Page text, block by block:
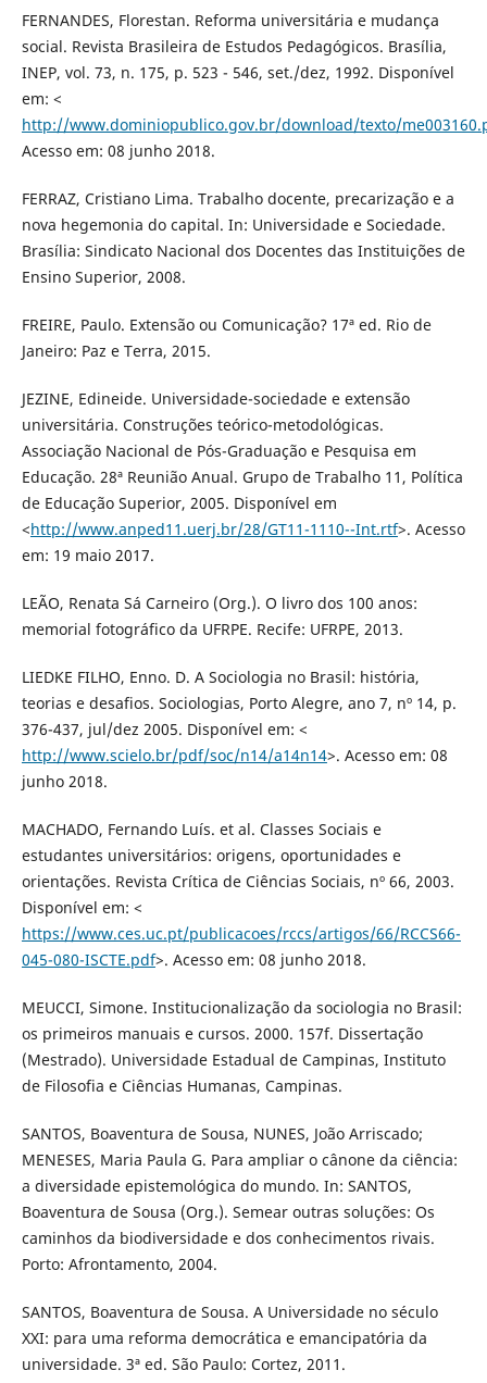
FERNANDES, Florestan. Reforma universitária e mudança
social. Revista Brasileira de Estudos Pedagógicos. Brasília,
INEP, vol. 73, n. 175, p. 523 - 546, set./dez, 1992. Disponível
em: <
http://www.dominiopublico.gov.br/download/texto/
Acesso em: 08 junho 2018.
FERRAZ, Cristiano Lima. Trabalho docente, precarização e a
nova hegemonia do capital. In: Universidade e Sociedade.
Brasília: Sindicato Nacional dos Docentes das Instituições de
Ensino Superior, 2008.
FREIRE, Paulo. Extensão ou Comunicação? 17ª ed. Rio de
Janeiro: Paz e Terra, 2015.
JEZINE, Edineide. Universidade-sociedade e extensão
universitária. Construções teórico-metodológicas.
Associação Nacional de Pós-Graduação e Pesquisa em
Educação. 28ª Reunião Anual. Grupo de Trabalho 11, Política
de Educação Superior, 2005. Disponível em
<http://www.anped11.uerj.br/28/GT11-1110--Int.rtf>. Acesso
em: 19 maio 2017.
LEÃO, Renata Sá Carneiro (Org.). O livro dos 100 anos:
memorial fotográfico da UFRPE. Recife: UFRPE, 2013.
LIEDKE FILHO, Enno. D. A Sociologia no Brasil: história,
teorias e desafios. Sociologias, Porto Alegre, ano 7, nº 14, p.
376-437, jul/dez 2005. Disponível em: <
http://www.scielo.br/pdf/soc/n14/a14n14>. Acesso em: 08
junho 2018.
MACHADO, Fernando Luís. et al. Classes Sociais e
estudantes universitários: origens, oportunidades e
orientações. Revista Crítica de Ciências Sociais, nº 66, 2003.
Disponível em: <
https://www.ces.uc.pt/publicacoes/rccs/artigos/66/RCCS66-
045-080-ISCTE.pdf>. Acesso em: 08 junho 2018.
MEUCCI, Simone. Institucionalização da sociologia no Brasil:
os primeiros manuais e cursos. 2000. 157f. Dissertação
(Mestrado). Universidade Estadual de Campinas, Instituto
de Filosofia e Ciências Humanas, Campinas.
SANTOS, Boaventura de Sousa, NUNES, João Arriscado;
MENESES, Maria Paula G. Para ampliar o cânone da ciência:
a diversidade epistemológica do mundo. In: SANTOS,
Boaventura de Sousa (Org.). Semear outras soluções: Os
caminhos da biodiversidade e dos conhecimentos rivais.
Porto: Afrontamento, 2004.
SANTOS, Boaventura de Sousa. A Universidade no século
XXI: para uma reforma democrática e emancipatória da
universidade. 3ª ed. São Paulo: Cortez, 2011.